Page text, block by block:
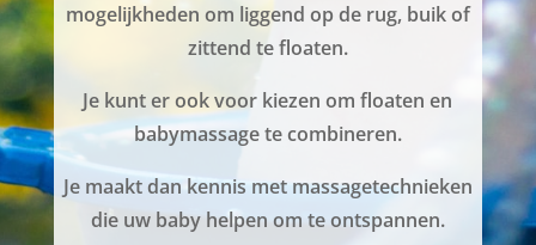
mogelijkheden om liggend op de rug, buik of
zittend te floaten.
Je kunt er ook voor kiezen om floaten en
babymassage te combineren.
Je maakt dan kennis met massagetechnieken
die uw baby helpen om te ontspannen.